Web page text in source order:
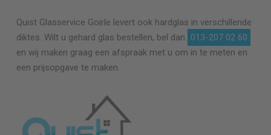
Quist Glasservice Goirle levert ook hardglas in verschillende
diktes. Wilt u gehard glas bestellen, bel dan
013-207 02 60
en wij maken graag een afspraak met u om in te meten en
een prijsopgave te maken.